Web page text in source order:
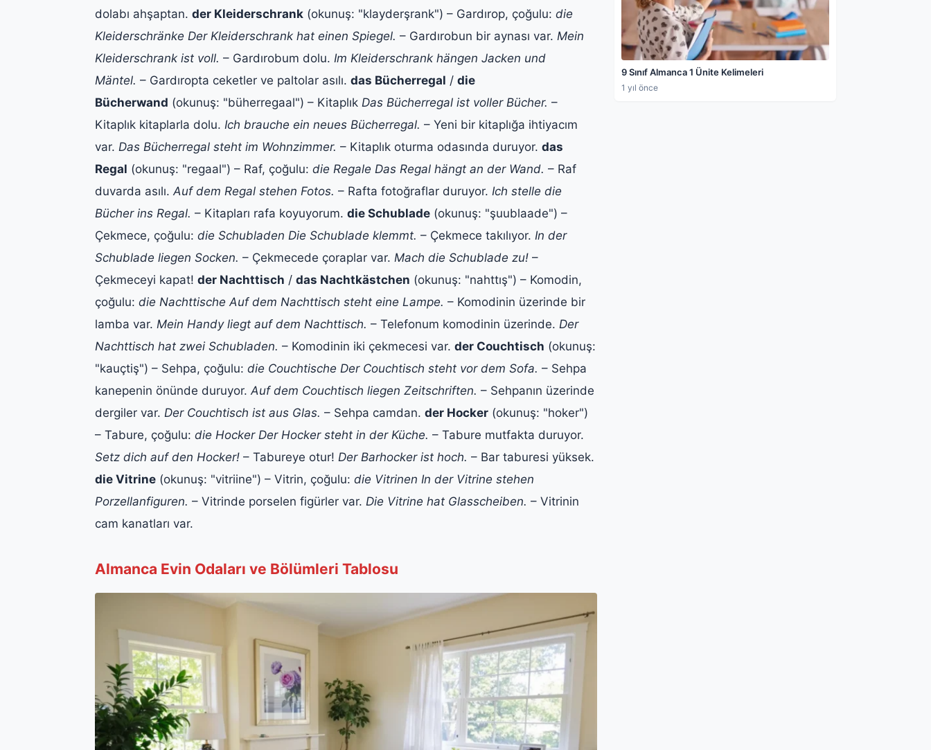
dolabı ahşaptan. der Kleiderschrank (okunuş: "klayderşrank") – Gardırop, çoğulu: die
Kleiderschränke Der Kleiderschrank hat einen Spiegel. – Gardırobun bir aynası var. Mein
Kleiderschrank ist voll. – Gardırobum dolu. Im Kleiderschrank hängen Jacken und
Mäntel. – Gardıropta ceketler ve paltolar asılı. das Bücherregal / die
Bücherwand (okunuş: "büherregaal") – Kitaplık Das Bücherregal ist voller Bücher. –
Kitaplık kitaplarla dolu. Ich brauche ein neues Bücherregal. – Yeni bir kitaplığa ihtiyacım
var. Das Bücherregal steht im Wohnzimmer. – Kitaplık oturma odasında duruyor. das
Regal (okunuş: "regaal") – Raf, çoğulu: die Regale Das Regal hängt an der Wand. – Raf
duvarda asılı. Auf dem Regal stehen Fotos. – Rafta fotoğraflar duruyor. Ich stelle die
Bücher ins Regal. – Kitapları rafa koyuyorum. die Schublade (okunuş: "şuublaade") –
Çekmece, çoğulu: die Schubladen Die Schublade klemmt. – Çekmece takılıyor. In der
Schublade liegen Socken. – Çekmecede çoraplar var. Mach die Schublade zu! –
Çekmeceyi kapat! der Nachttisch / das Nachtkästchen (okunuş: "nahttış") – Komodin,
çoğulu: die Nachttische Auf dem Nachttisch steht eine Lampe. – Komodinin üzerinde bir
lamba var. Mein Handy liegt auf dem Nachttisch. – Telefonum komodinin üzerinde. Der
Nachttisch hat zwei Schubladen. – Komodinin iki çekmecesi var. der Couchtisch (okunuş:
"kauçtiş") – Sehpa, çoğulu: die Couchtische Der Couchtisch steht vor dem Sofa. – Sehpa
kanepenin önünde duruyor. Auf dem Couchtisch liegen Zeitschriften. – Sehpanın üzerinde
dergiler var. Der Couchtisch ist aus Glas. – Sehpa camdan. der Hocker (okunuş: "hoker")
– Tabure, çoğulu: die Hocker Der Hocker steht in der Küche. – Tabure mutfakta duruyor.
Setz dich auf den Hocker! – Tabureye otur! Der Barhocker ist hoch. – Bar taburesi yüksek.
die Vitrine (okunuş: "vitriine") – Vitrin, çoğulu: die Vitrinen In der Vitrine stehen
Porzellanfiguren. – Vitrinde porselen figürler var. Die Vitrine hat Glasscheiben. – Vitrinin
cam kanatları var.
Almanca Evin Odaları ve Bölümleri Tablosu
9 Sınıf Almanca 1 Ünite Kelimeleri
1 yıl önce